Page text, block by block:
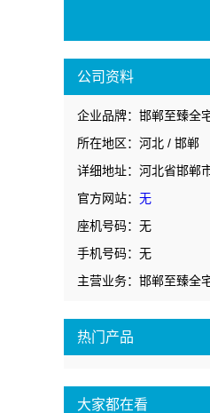
公司资料
所在地区：河北 / 邯郸
官方网站： 无
座机号码：无
手机号码：无
热门产品
大家都在看